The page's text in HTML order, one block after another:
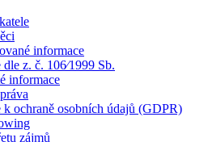
informace
z. č. 106⁄1999 Sb.
informace
k ochraně osobních údajů (GDPR)
zájmů